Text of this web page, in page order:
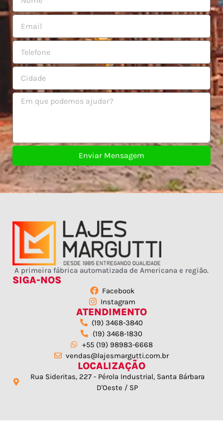
Enviar Mensagem
A primeira fábrica automatizada de Americana e região.
SIGA-NOS
Facebook
Instagram
ATENDIMENTO
(19) 3468-3840
(19) 3468-1830
+55 (19) 98983-6668
vendas@lajesmargutti.com.br
LOCALIZAÇÃO
Rua Sideritas, 227 - Pérola Industrial, Santa Bárbara
D'Oeste / SP